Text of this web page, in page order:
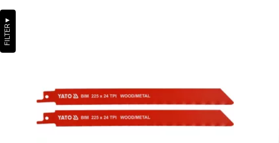
FILTER
▼